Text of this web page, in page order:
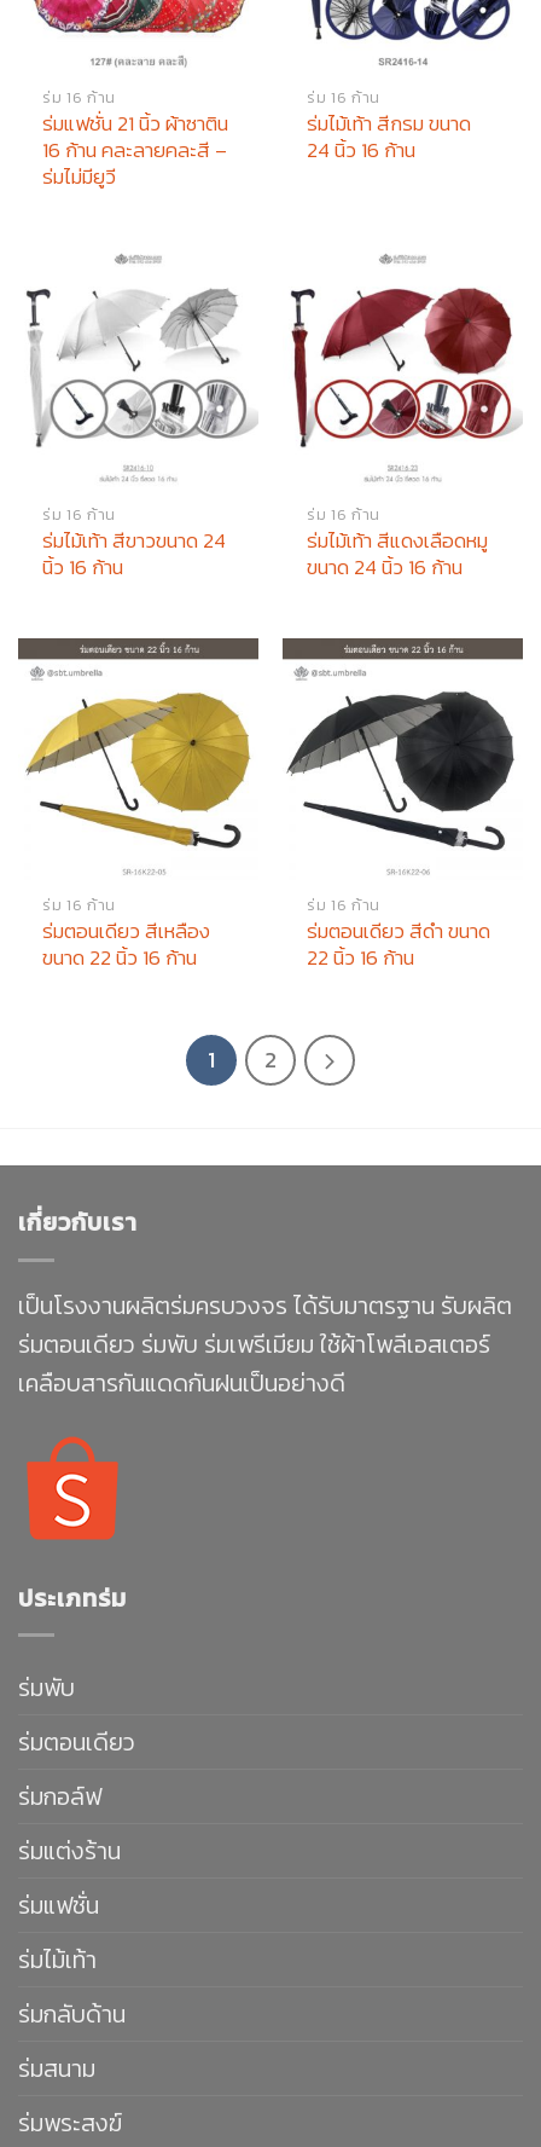
ร่ม 16 ก้าน
ร่มแฟชั่น 21 นิ้ว ผ้าซาติน
16 ก้าน คละลายคละสี –
ร่มไม่มียูวี
ร่ม 16 ก้าน
ร่มไม้เท้า สีกรม ขนาด
24 นิ้ว 16 ก้าน
ร่ม 16 ก้าน
ร่มไม้เท้า สีขาวขนาด 24
นิ้ว 16 ก้าน
ร่ม 16 ก้าน
ร่มไม้เท้า สีแดงเลือดหมู
ขนาด 24 นิ้ว 16 ก้าน
ร่ม 16 ก้าน
ร่มตอนเดียว สีเหลือง
ขนาด 22 นิ้ว 16 ก้าน
ร่ม 16 ก้าน
ร่มตอนเดียว สีดำ ขนาด
22 นิ้ว 16 ก้าน
1 2
เกี่ยวกับเรา
เป็นโรงงานผลิตร่มครบวงจร ได้รับมาตรฐาน รับผลิต
ร่มตอนเดียว ร่มพับ ร่มเพรีเมียม ใช้ผ้าโพลีเอสเตอร์
เคลือบสารกันแดดกันฝนเป็นอย่างดี
ประเภทร่ม
ร่มพับ
ร่มตอนเดียว
ร่มกอล์ฟ
ร่มแต่งร้าน
ร่มแฟชั่น
ร่มไม้เท้า
ร่มกลับด้าน
ร่มสนาม
ร่มพระสงฆ์